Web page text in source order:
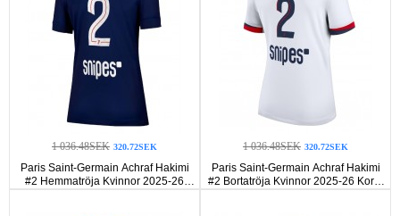
1 036.48SEK 320.72SEK
Paris Saint-Germain Achraf Hakimi
#2 Hemmatröja Kvinnor 2025-26
Korta ärmar
1 036.48SEK 320.72SEK
Paris Saint-Germain Achraf Hakimi
#2 Bortatröja Kvinnor 2025-26 Korta
ärmar